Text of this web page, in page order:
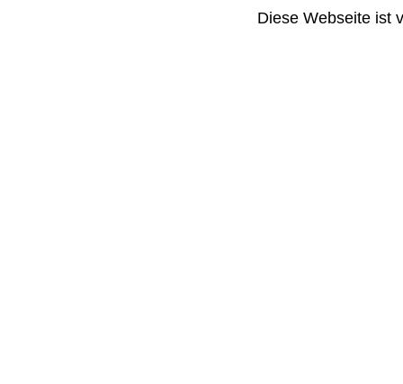
Diese Webseite ist